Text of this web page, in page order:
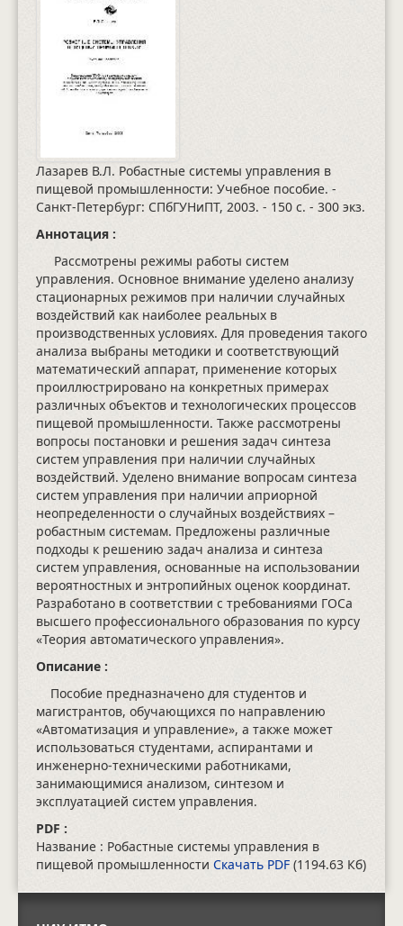
Лазарев В.Л. Робастные системы управления в
пищевой промышленности: Учебное пособие. -
Санкт-Петербург: СПбГУНиПТ, 2003. - 150 с. - 300 экз.
Аннотация :
Рассмотрены режимы работы систем
управления. Основное внимание уделено анализу
стационарных режимов при наличии случайных
воздействий как наиболее реальных в
производственных условиях. Для проведения такого
анализа выбраны методики и соответствующий
математический аппарат, применение которых
проиллюстрировано на конкретных примерах
различных объектов и технологических процессов
пищевой промышленности. Также рассмотрены
вопросы постановки и решения задач синтеза
систем управления при наличии случайных
воздействий. Уделено внимание вопросам синтеза
систем управления при наличии априорной
неопределенности о случайных воздействиях –
робастным системам. Предложены различные
подходы к решению задач анализа и синтеза
систем управления, основанные на использовании
вероятностных и энтропийных оценок координат.
Разработано в соответствии с требованиями ГОСа
высшего профессионального образования по курсу
«Теория автоматического управления».
Описание :
Пособие предназначено для студентов и
магистрантов, обучающихся по направлению
«Автоматизация и управление», а также может
использоваться студентами, аспирантами и
инженерно-техническими работниками,
занимающимися анализом, синтезом и
эксплуатацией систем управления.
PDF :
Название : Робастные системы управления в
пищевой промышленности Скачать PDF (1194.63 Кб)